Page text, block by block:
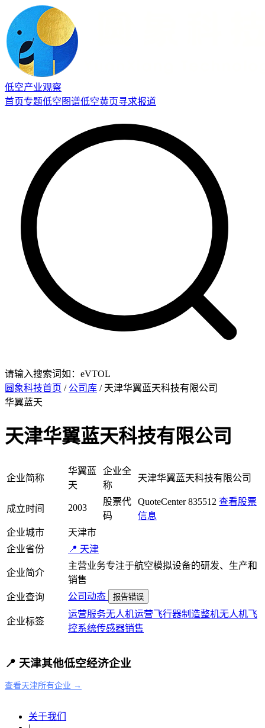
低空产业观察
首页专题低空图谱低空黄页寻求报道
请输入搜索词如：eVTOL
圆象科技首页 / 公司库 / 天津华翼蓝天科技有限公司
华翼蓝天
天津华翼蓝天科技有限公司
企业简称
华翼蓝
天
企业全
称
天津华翼蓝天科技有限公司
成立时间 2003
股票代
码
QuoteCenter 835512 查看股票
信息
企业城市
天津市
企业省份
📍 天津
企业简介
主营业务专注于航空模拟设备的研发、生产和
销售
企业查询
公司动态 报告错误
企业标签
运营服务无人机运营飞行器制造整机无人机飞
控系统传感器销售
📍 天津其他低空经济企业
查看天津所有企业 →
关于我们